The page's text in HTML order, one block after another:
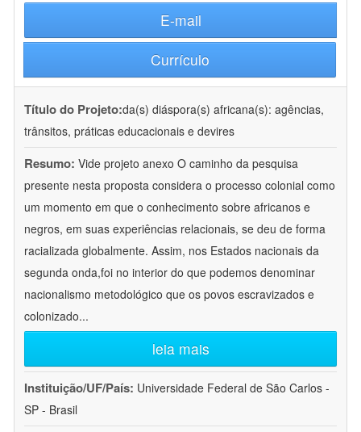
E-mail
Currículo
Título do Projeto:da(s) diáspora(s) africana(s): agências,
trânsitos, práticas educacionais e devires
Resumo: Vide projeto anexo O caminho da pesquisa
presente nesta proposta considera o processo colonial como
um momento em que o conhecimento sobre africanos e
negros, em suas experiências relacionais, se deu de forma
racializada globalmente. Assim, nos Estados nacionais da
segunda onda,foi no interior do que podemos denominar
nacionalismo metodológico que os povos escravizados e
colonizado...
leia mais
Instituição/UF/País: Universidade Federal de São Carlos -
SP - Brasil